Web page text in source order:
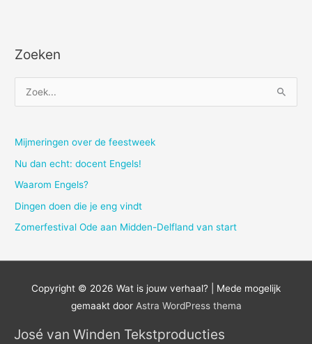
Zoeken
o
k
n
a
Mijmeringen over de feestweek
Nu dan echt: docent Engels!
Waarom Engels?
Dingen doen die je eng vindt
Zomerfestival Ode aan Midden-Delfland van start
Copyright © 2026 Wat is jouw verhaal? | Mede mogelijk
gemaakt door Astra WordPress thema
José van Winden Tekstproducties